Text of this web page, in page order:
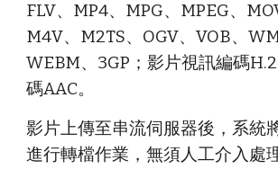
FLV、MP4、MPG、MPEG、
M4V、M2TS、OGV、VOB、
WEBM、3GP；影片視訊編碼
碼AAC。
影片上傳至串流伺服器後，系統
進行轉檔作業，無須人工介入處